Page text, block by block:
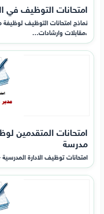
امتحانات التوظيف في
نماذج امتحانات التوظيف لوظيفة
،مقابلات وارشادات…
امتحانات المتقدمين
مدرسة
امتحانات توظيف الادارة